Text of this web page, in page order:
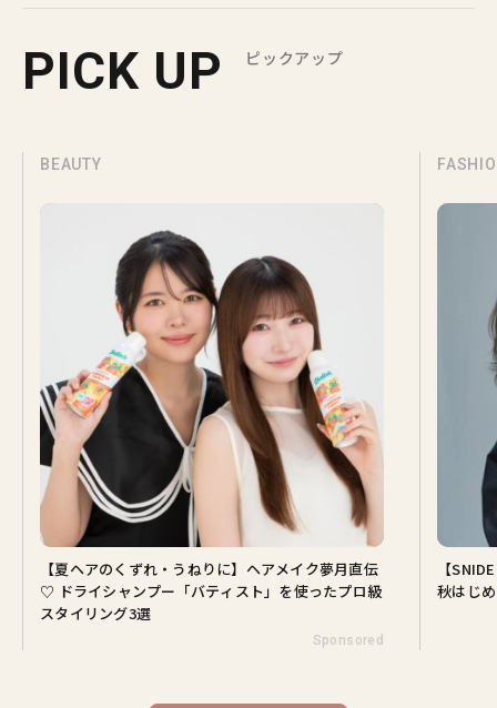
PICK UP ピックアップ
BEAUTY
【夏ヘアのくずれ・うねりに】ヘアメイク夢月直伝
♡ ドライシャンプー「バティスト」を使ったプロ級
スタイリング3選
Sponsored
【
秋はじ